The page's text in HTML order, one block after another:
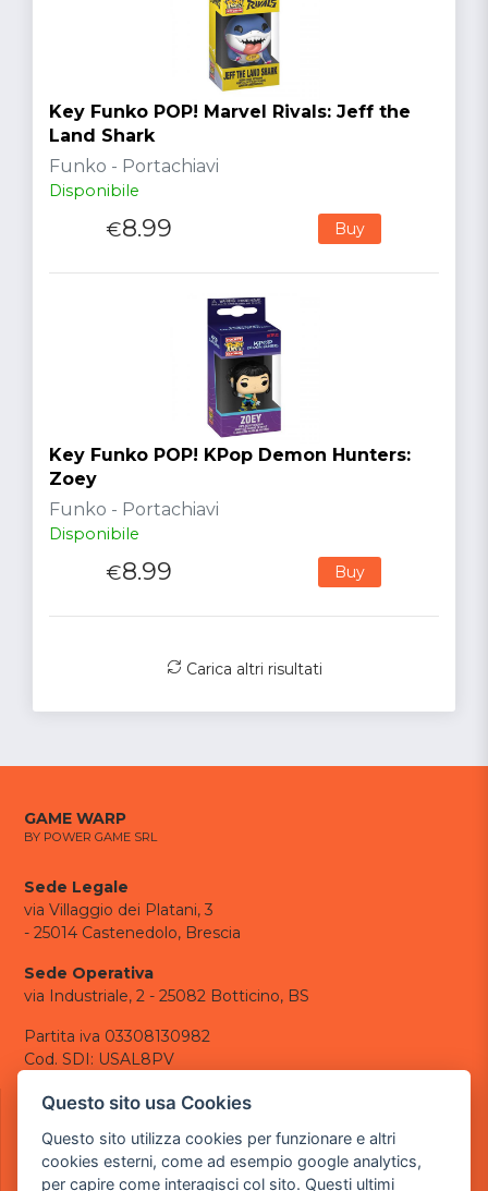
Key Funko POP! Marvel Rivals: Jeff the
Land Shark
Funko - Portachiavi
Disponibile
€8.99 Buy
Key Funko POP! KPop Demon Hunters:
Zoey
Funko - Portachiavi
Disponibile
€8.99 Buy
Carica altri risultati
GAME WARP
BY POWER GAME SRL
Sede Legale
via Villaggio dei Platani, 3
- 25014 Castenedolo, Brescia
Sede Operativa
via Industriale, 2 - 25082 Botticino, BS
Partita iva 03308130982
Cod. SDI: USAL8PV
CONTATTI
tel.: +39 030 376 2377
tel.: +39 030 336 6259
Questo sito usa Cookies
Questo sito utilizza cookies per funzionare e altri
cookies esterni, come ad esempio google analytics,
per capire come interagisci col sito. Questi ultimi